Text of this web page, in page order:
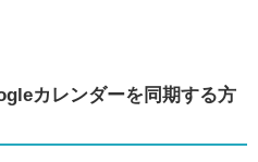
カレンダーを同期する方